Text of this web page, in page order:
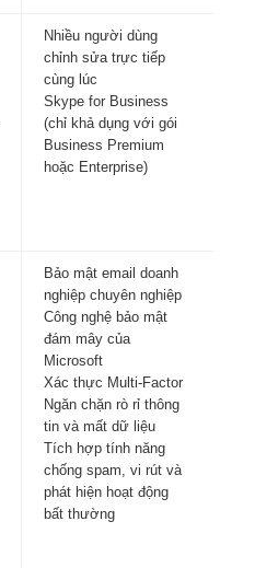
Nhiều người dùng
chỉnh sửa trực tiếp
cùng lúc
Skype for Business
(chỉ khả dụng với gói
Business Premium
hoặc Enterprise)
Bảo mật email doanh
nghiệp chuyên nghiệp
Công nghệ bảo mật
đám mây của
Microsoft
Xác thực Multi-Factor
Ngăn chặn rò rỉ thông
tin và mất dữ liệu
Tích hợp tính năng
chống spam, vi rút và
phát hiện hoạt động
bất thường